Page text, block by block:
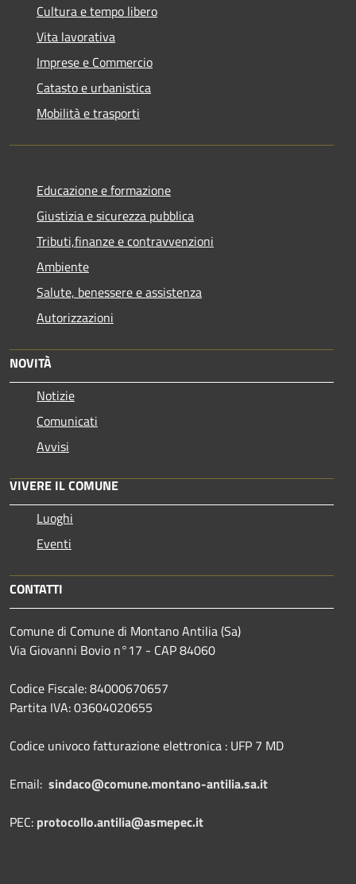
Cultura e tempo libero
Vita lavorativa
Imprese e Commercio
Catasto e urbanistica
Mobilità e trasporti
Educazione e formazione
Giustizia e sicurezza pubblica
Tributi,finanze e contravvenzioni
Ambiente
Salute, benessere e assistenza
Autorizzazioni
NOVITÀ
Notizie
Comunicati
Avvisi
VIVERE IL COMUNE
Luoghi
Eventi
CONTATTI
Comune di Comune di Montano Antilia (Sa)
Via Giovanni Bovio n°17 - CAP 84060
Codice Fiscale: 84000670657
Partita IVA: 03604020655
Codice univoco fatturazione elettronica : UFP 7 MD
Email: sindaco@comune.montano-antilia.sa.it
PEC: protocollo.antilia@asmepec.it